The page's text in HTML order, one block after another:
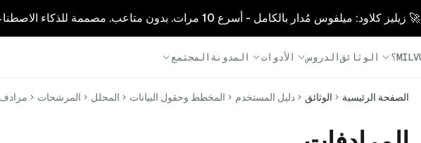
🚀 زيليز كلاود: ميلفوس مُدار بالكامل - أسرع 10 مرات. بدون متاعب. مصممة للذكاء الاصطناعي.
الوثائقالدروس الأدوات المدونة المجتمع
الصفحة الرئيسية الوثائق دليل المستخدم المخطط وحقول البيانات المحلل المرشحات